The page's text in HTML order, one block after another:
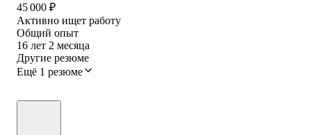
45 000 ₽
Активно ищет работу
Общий опыт
16 лет 2 месяца
Другие резюме
Ещё 1 резюме